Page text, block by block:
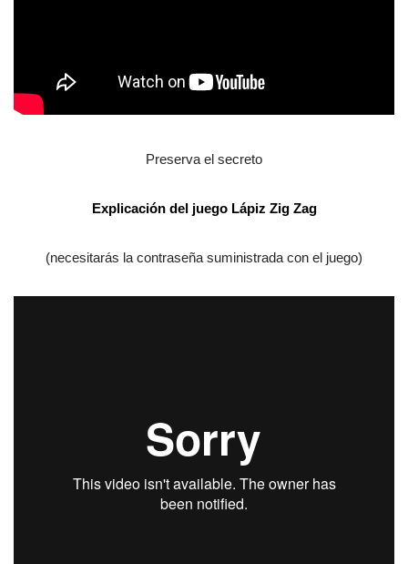
Preserva el secreto
Explicación del juego Lápiz Zig Zag
(necesitarás la contraseña suministrada con el juego)